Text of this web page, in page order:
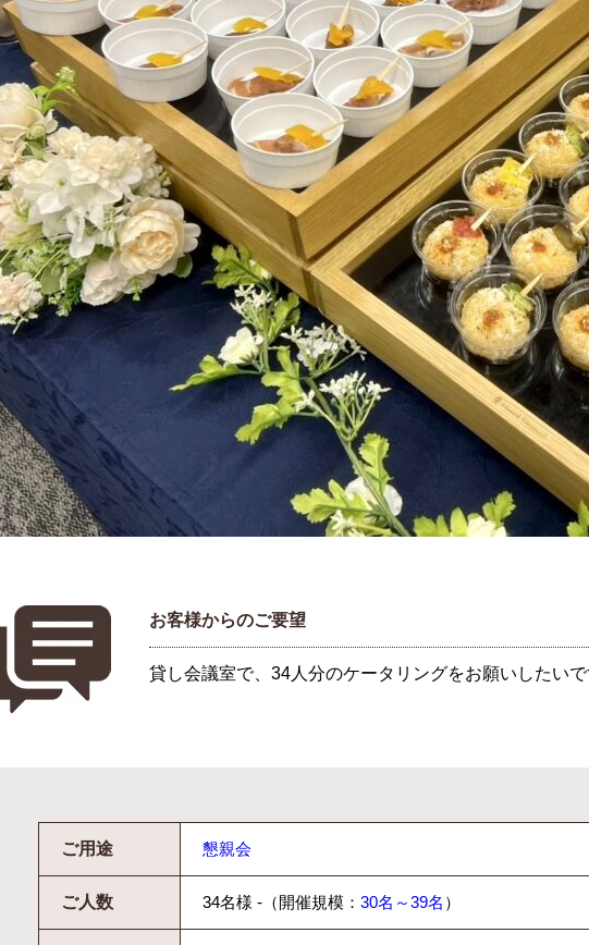
お客様からのご要望
貸し会議室で、34人分のケータリングをお願いしたいで
ご用途 懇親会
ご人数 34名様 -（開催規模： 30名～39名 ）